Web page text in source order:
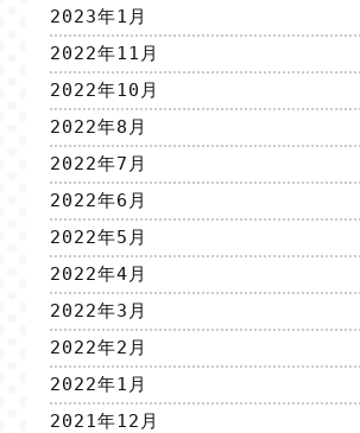
2023年1月
2022年11月
2022年10月
2022年8月
2022年7月
2022年6月
2022年5月
2022年4月
2022年3月
2022年2月
2022年1月
2021年12月